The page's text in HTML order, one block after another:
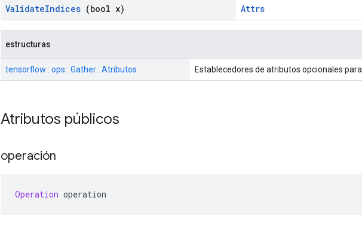
ValidateIndices (bool x) Attrs
estructuras
tensorflow:: ops:: Gather:: Atributos Establecedores de atributos opcionales para
Atributos públicos
operación
Operation operation